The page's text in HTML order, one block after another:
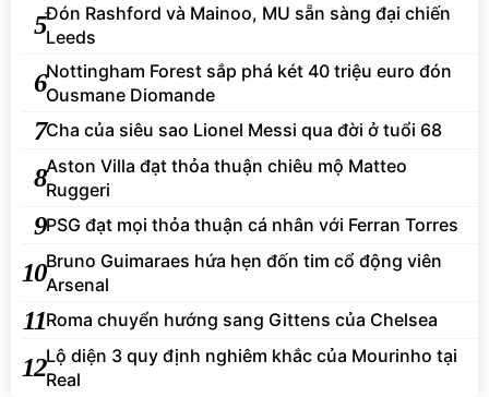
5Đón Rashford và Mainoo, MU sẵn sàng đại chiến
Leeds
6Nottingham Forest sắp phá két 40 triệu euro đón
Ousmane Diomande
7Cha của siêu sao Lionel Messi qua đời ở tuổi 68
8Aston Villa đạt thỏa thuận chiêu mộ Matteo
Ruggeri
9PSG đạt mọi thỏa thuận cá nhân với Ferran Torres
10Bruno Guimaraes hứa hẹn đốn tim cổ động viên
Arsenal
11Roma chuyển hướng sang Gittens của Chelsea
12Lộ diện 3 quy định nghiêm khắc của Mourinho tại
Real